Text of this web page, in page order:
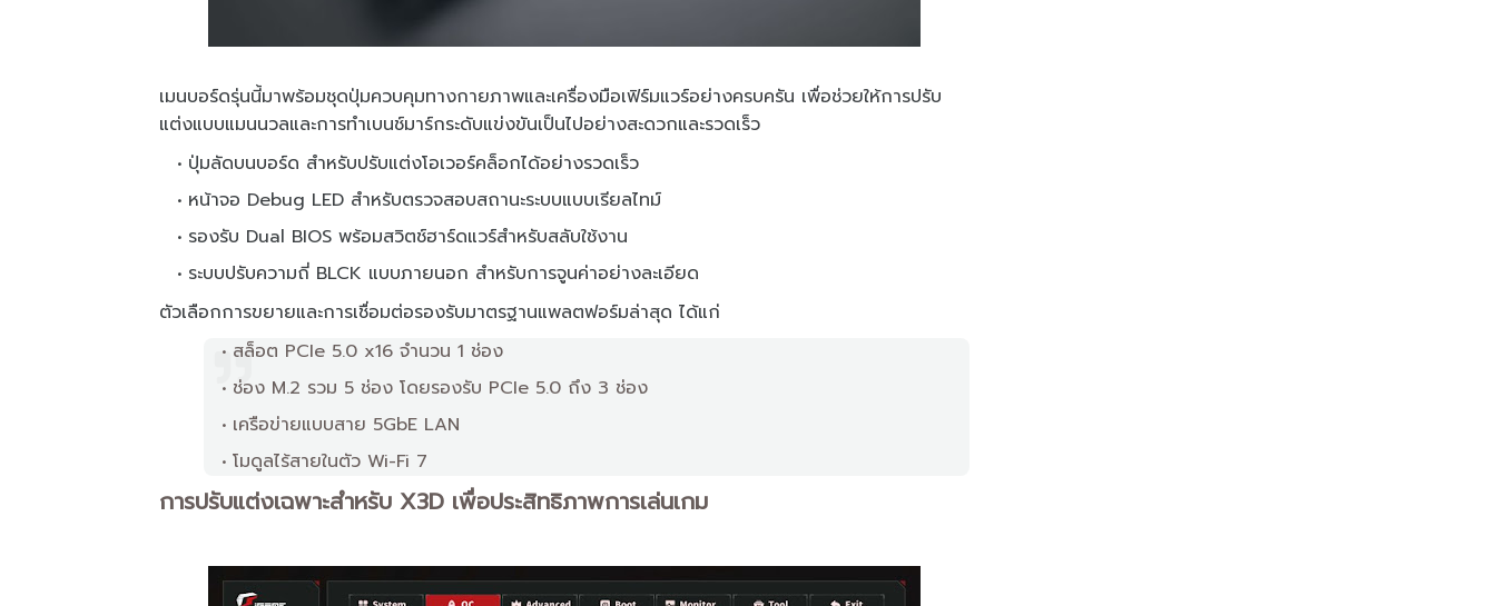
เมนบอร์ดรุ่นนี้มาพร้อมชุดปุ่มควบคุมทางกายภาพและเครื่องมือเฟิร์มแวร์อย่างครบครัน เพื่อช่วยให้การปรับ
แต่งแบบแมนนวลและการทำเบนช์มาร์กระดับแข่งขันเป็นไปอย่างสะดวกและรวดเร็ว
ปุ่มลัดบนบอร์ด สำหรับปรับแต่งโอเวอร์คล็อกได้อย่างรวดเร็ว
หน้าจอ Debug LED สำหรับตรวจสอบสถานะระบบแบบเรียลไทม์
รองรับ Dual BIOS พร้อมสวิตช์ฮาร์ดแวร์สำหรับสลับใช้งาน
ระบบปรับความถี่ BLCK แบบภายนอก สำหรับการจูนค่าอย่างละเอียด
ตัวเลือกการขยายและการเชื่อมต่อรองรับมาตรฐานแพลตฟอร์มล่าสุด ได้แก่
สล็อต PCIe 5.0 x16 จำนวน 1 ช่อง
ช่อง M.2 รวม 5 ช่อง โดยรองรับ PCIe 5.0 ถึง 3 ช่อง
เครือข่ายแบบสาย 5GbE LAN
โมดูลไร้สายในตัว Wi-Fi 7
การปรับแต่งเฉพาะสำหรับ X3D เพื่อประสิทธิภาพการเล่นเกม